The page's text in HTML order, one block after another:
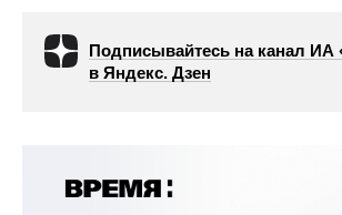
Подписывайтесь на канал ИА
в Яндекс. Дзен